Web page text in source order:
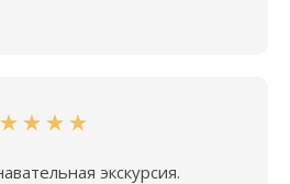
экскурсия.